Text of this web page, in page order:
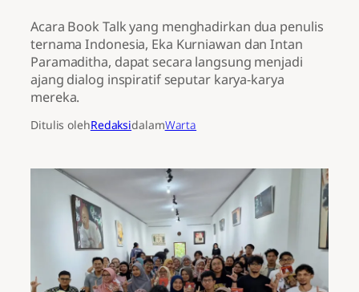
Acara Book Talk yang menghadirkan dua penulis
ternama Indonesia, Eka Kurniawan dan Intan
Paramaditha, dapat secara langsung menjadi
ajang dialog inspiratif seputar karya-karya
mereka.
Ditulis olehRedaksidalamWarta